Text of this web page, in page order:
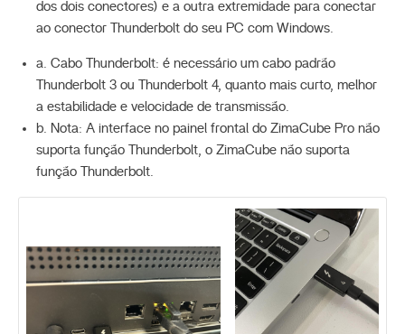
dos dois conectores) e a outra extremidade para conectar
ao conector Thunderbolt do seu PC com Windows.
a. Cabo Thunderbolt: é necessário um cabo padrão
Thunderbolt 3 ou Thunderbolt 4, quanto mais curto, melhor
a estabilidade e velocidade de transmissão.
b. Nota: A interface no painel frontal do ZimaCube Pro não
suporta função Thunderbolt, o ZimaCube não suporta
função Thunderbolt.